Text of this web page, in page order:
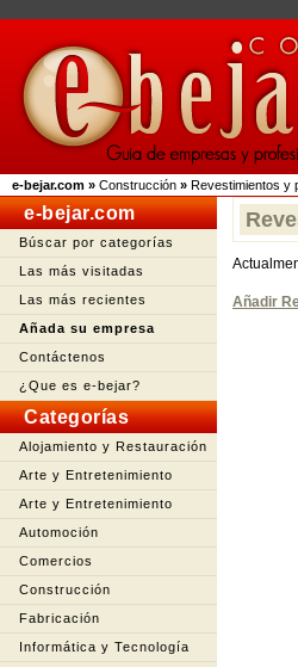
e-bejar.com » Construcción » Revestimientos y
e-bejar.com
Búscar por categorías
Las más visitadas
Las más recientes
Añada su empresa
Contáctenos
¿Que es e-bejar?
Categorías
Alojamiento y Restauración
Arte y Entretenimiento
Arte y Entretenimiento
Automoción
Comercios
Construcción
Fabricación
Informática y Tecnología
Añadir